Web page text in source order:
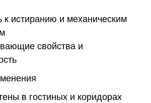
к истиранию и механическим
свойства и
в гостиных и коридорах